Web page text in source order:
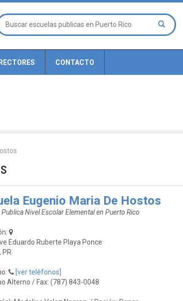
CONTACTO
Eugenio Maria De Hostos
Publica Nivel Escolar Elemental en Puerto Rico
Eduardo Ruberte Playa Ponce
PR
[ver teléfonos]
Alterno / Fax: (787) 843-0048